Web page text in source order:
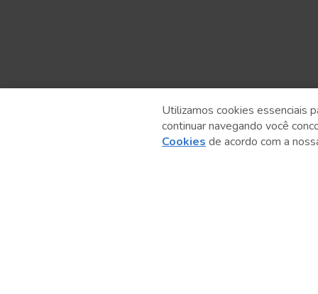
Anterior
Utilizamos cookies essenciais
continuar navegando você
Cookies de acordo com a